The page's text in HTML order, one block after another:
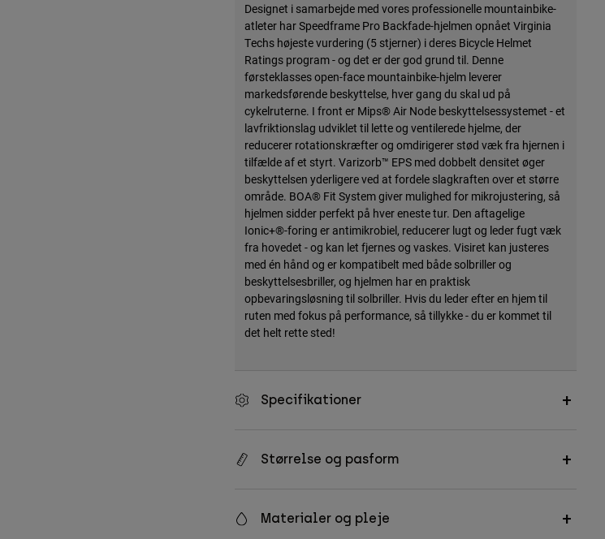
Designet i samarbejde med vores professionelle mountainbike-
atleter har Speedframe Pro Backfade-hjelmen opnået Virginia
Techs højeste vurdering (5 stjerner) i deres Bicycle Helmet
Ratings program - og det er der god grund til. Denne
førsteklasses open-face mountainbike-hjelm leverer
markedsførende beskyttelse, hver gang du skal ud på
cykelruterne. I front er Mips® Air Node beskyttelsessystemet - et
lavfriktionslag udviklet til lette og ventilerede hjelme, der
reducerer rotationskræfter og omdirigerer stød væk fra hjernen i
tilfælde af et styrt. Varizorb™ EPS med dobbelt densitet øger
beskyttelsen yderligere ved at fordele slagkraften over et større
område. BOA® Fit System giver mulighed for mikrojustering, så
hjelmen sidder perfekt på hver eneste tur. Den aftagelige
Ionic+®-foring er antimikrobiel, reducerer lugt og leder fugt væk
fra hovedet - og kan let fjernes og vaskes. Visiret kan justeres
med én hånd og er kompatibelt med både solbriller og
beskyttelsesbriller, og hjelmen har en praktisk
opbevaringsløsning til solbriller. Hvis du leder efter en hjem til
ruten med fokus på performance, så tillykke - du er kommet til
det helt rette sted!
Specifikationer
Størrelse og pasform
Materialer og pleje